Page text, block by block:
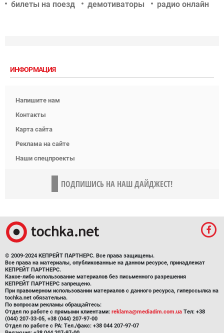
билеты на поезд демотиваторы радио онлайн
ИНФОРМАЦИЯ
Напишите нам
Контакты
Карта сайта
Реклама на сайте
Наши спецпроекты
ПОДПИШИСЬ НА НАШ ДАЙДЖЕСТ!
© 2009-2024 КЕПРЕЙТ ПАРТНЕРС. Все права защищены.
Все права на материалы, опубликованные на данном ресурсе, принадлежат
КЕПРЕЙТ ПАРТНЕРС.
Какое-либо использование материалов без письменного разрешения
КЕПРЕЙТ ПАРТНЕРС запрещено.
При правомерном использовании материалов с данного ресурса, гиперссылка на
tochka.net обязательна.
По вопросам рекламы обращайтесь:
Отдел по работе с прямыми клиентами: reklama@mediadim.com.ua Тел: +38
(044) 207-33-05, +38 (044) 207-97-00
Отдел по работе с РА: Тел./факс: +38 044 207-97-07